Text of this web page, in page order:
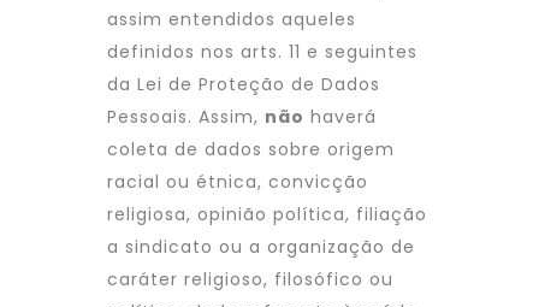
assim entendidos aqueles
definidos nos arts. 11 e seguintes
da Lei de Proteção de Dados
Pessoais. Assim, não haverá
coleta de dados sobre origem
racial ou étnica, convicção
religiosa, opinião política, filiação
a sindicato ou a organização de
caráter religioso, filosófico ou